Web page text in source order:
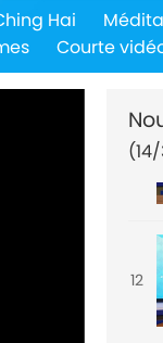
Hai
Courte 10
11
12